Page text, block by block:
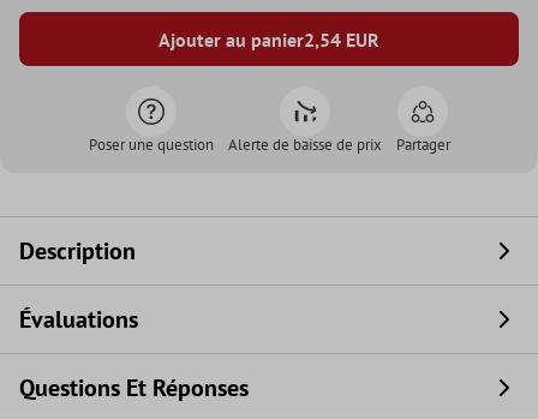
Ajouter au panier2,54 EUR
Poser une question Alerte de baisse de prix Partager
Description
Évaluations
Questions Et Réponses